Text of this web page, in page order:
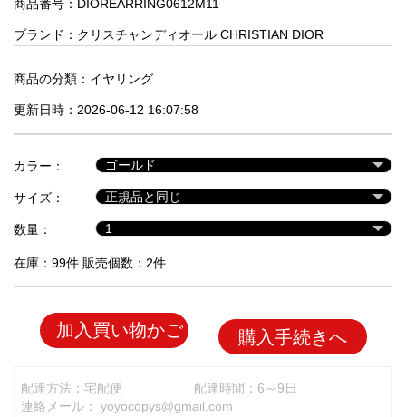
人
気
商
セ
ル
品
商品番号：DIOREARRING0612M11
ブランド： クリスチャンディオール CHRISTIAN DIOR
商品の分類： イヤリング
更新日時：2026-06-12 16:07:58
カラー：
サイズ：
数量：
在庫：99件 販売個数：2件
加入買い物かご 購入手続きへ
配達方法：宅配便
配達時間：6～9日
連絡メール： yoyocopys@gmail.com